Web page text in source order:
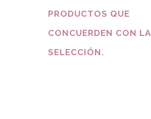
PRODUCTOS QUE
CONCUERDEN CON LA
SELECCIÓN.